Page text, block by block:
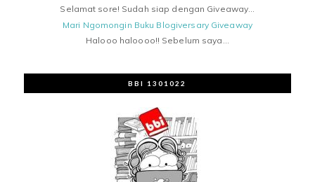
Selamat sore! Sudah siap dengan Giveaway...
Mari Ngomongin Buku Blogiversary Giveaway
Halooo haloooo!! Sebelum saya...
BBI 1301022